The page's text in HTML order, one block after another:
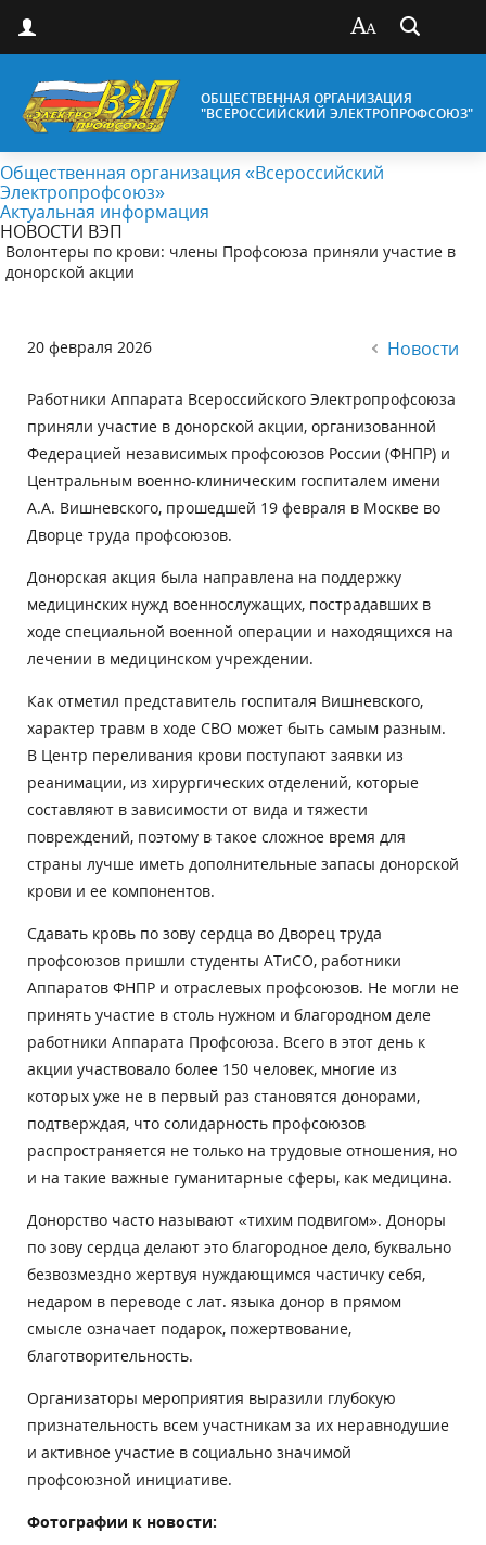
ОБЩЕСТВЕННАЯ ОРГАНИЗАЦИЯ
"ВСЕРОССИЙСКИЙ ЭЛЕКТРОПРОФСОЮЗ"
Общественная организация «Всероссийский
Электропрофсоюз»
Актуальная информация
НОВОСТИ ВЭП
Волонтеры по крови: члены Профсоюза приняли участие в
донорской акции
20 февраля 2026 Новости
Работники Аппарата Всероссийского Электропрофсоюза
приняли участие в донорской акции, организованной
Федерацией независимых профсоюзов России (ФНПР) и
Центральным военно-клиническим госпиталем имени
А.А. Вишневского, прошедшей 19 февраля в Москве во
Дворце труда профсоюзов.
Донорская акция была направлена на поддержку
медицинских нужд военнослужащих, пострадавших в
ходе специальной военной операции и находящихся на
лечении в медицинском учреждении.
Как отметил представитель госпиталя Вишневского,
характер травм в ходе СВО может быть самым разным.
В Центр переливания крови поступают заявки из
реанимации, из хирургических отделений, которые
составляют в зависимости от вида и тяжести
повреждений, поэтому в такое сложное время для
страны лучше иметь дополнительные запасы донорской
крови и ее компонентов.
Сдавать кровь по зову сердца во Дворец труда
профсоюзов пришли студенты АТиСО, работники
Аппаратов ФНПР и отраслевых профсоюзов. Не могли не
принять участие в столь нужном и благородном деле
работники Аппарата Профсоюза. Всего в этот день к
акции участвовало более 150 человек, многие из
которых уже не в первый раз становятся донорами,
подтверждая, что солидарность профсоюзов
распространяется не только на трудовые отношения, но
и на такие важные гуманитарные сферы, как медицина.
Донорство часто называют «тихим подвигом». Доноры
по зову сердца делают это благородное дело, буквально
безвозмездно жертвуя нуждающимся частичку себя,
недаром в переводе с лат. языка донор в прямом
смысле означает подарок, пожертвование,
благотворительность.
Организаторы мероприятия выразили глубокую
признательность всем участникам за их неравнодушие
и активное участие в социально значимой
профсоюзной инициативе.
Фотографии к новости: